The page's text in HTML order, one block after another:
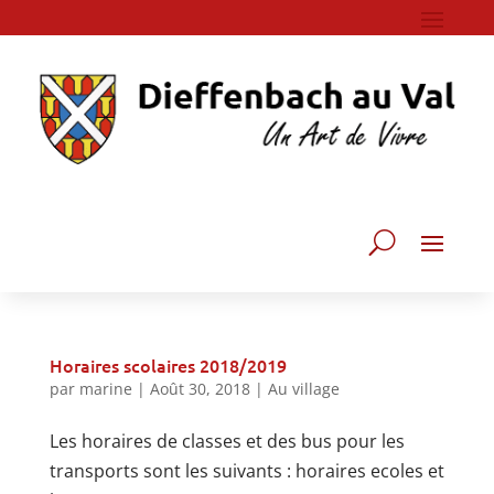
Horaires scolaires 2018/2019
par marine | Août 30, 2018| Au village
Les horaires de classes et des bus pour les
transports sont les suivants : horaires ecoles et